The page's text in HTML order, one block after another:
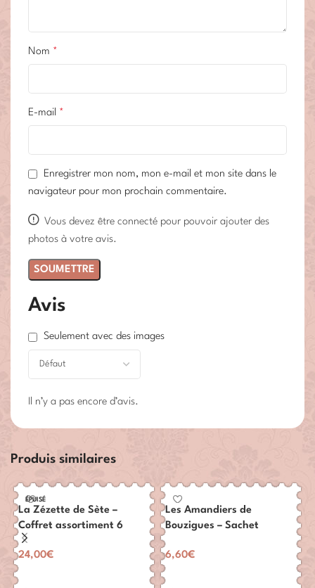
Avis
Seulement avec des images
Il n’y a pas encore d’avis.
Nom *
E-mail *
Enregistrer mon nom, mon e-mail et mon site dans le
navigateur pour mon prochain commentaire.
Vous devez être connecté pour pouvoir ajouter des
photos à votre avis.
Produis similaires
ÉPUISÉ
La Zézette de Sète –
Coffret assortiment 6
Sachets
24,00€
Les Amandiers de
Bouzigues – Sachet
Dégustation 150 grs
6,60€